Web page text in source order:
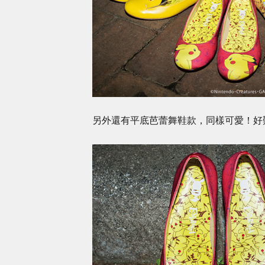
另外還有平底芭蕾舞鞋款，同樣可愛！